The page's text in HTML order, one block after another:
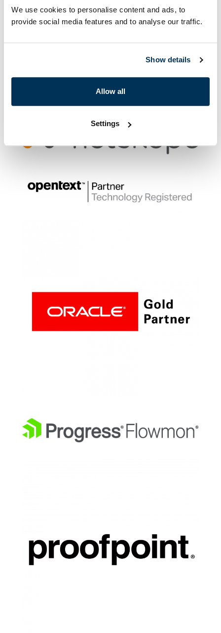
We use cookies to personalise content and ads, to
provide social media features and to analyse our traffic.
Show details
Allow all
Settings